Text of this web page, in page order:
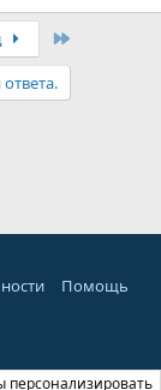
почта
Помощь
персонализировать